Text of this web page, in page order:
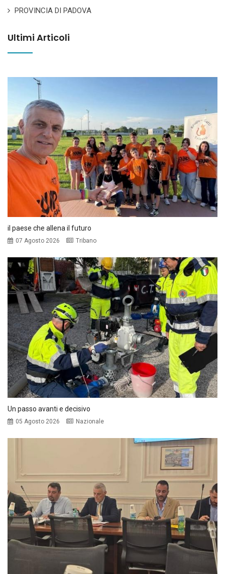
PROVINCIA DI PADOVA
Ultimi Articoli
il paese che allena il futuro
07 Agosto 2026 Tribano
Un passo avanti e decisivo
05 Agosto 2026 Nazionale